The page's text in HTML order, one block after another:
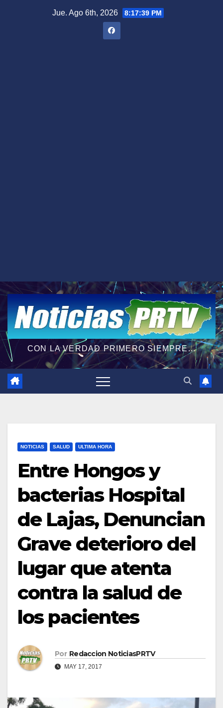
Jue. Ago 6th, 2026 8:17:40 PM
CON LA VERDAD PRIMERO SIEMPRE...
NOTICIAS SALUD ULTIMA HORA
Entre Hongos y
bacterias Hospital
de Lajas, Denuncian
Grave deterioro del
lugar que atenta
contra la salud de
los pacientes
Por Redaccion NoticiasPRTV
MAY 17, 2017